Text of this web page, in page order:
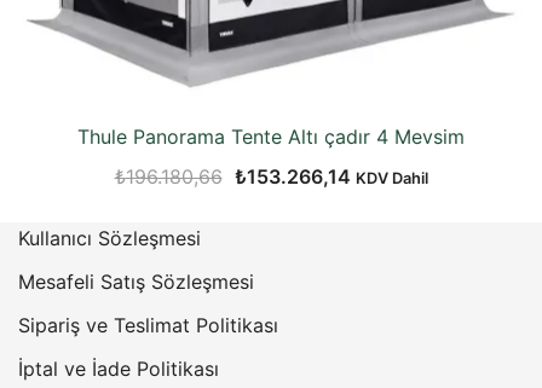
Thule Panorama Tente Altı çadır 4 Mevsim
₺196.180,66 Orijinal
₺153.266,14Şu
KDV Dahil
Kullanıcı Sözleşmesi
Mesafeli Satış Sözleşmesi
Sipariş ve Teslimat Politikası
İptal ve İade Politikası